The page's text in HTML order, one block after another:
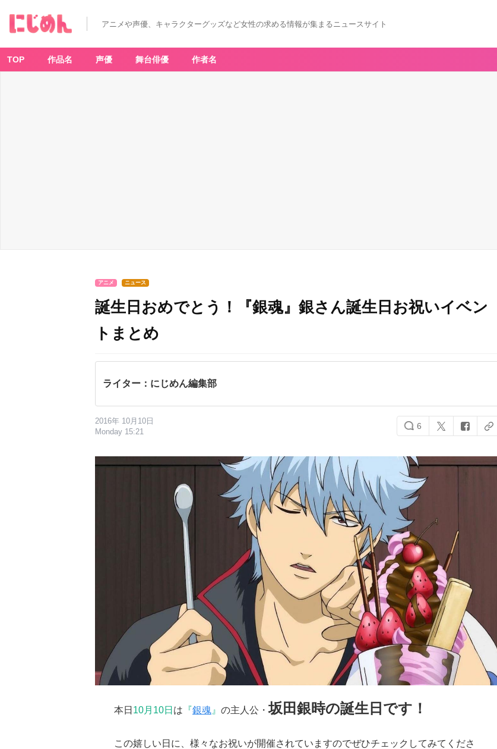
アニメや声優、キャラクターグッズなど女性の求める情報が集まるニュースサイト
TOP 作品名 声優 舞台俳優 作者名
アニメ ニュース
誕生日おめでとう！『銀魂』銀さん誕生日お祝いイベン
トまとめ
ライター：にじめん編集部
2016年 10月10日
Monday 15:21
6
本日 10月10日 は 『銀魂 』 の主人公・坂田銀時の誕生日です！
この嬉しい日に、様々なお祝いが開催されていますのでぜひチェックしてみてくださ